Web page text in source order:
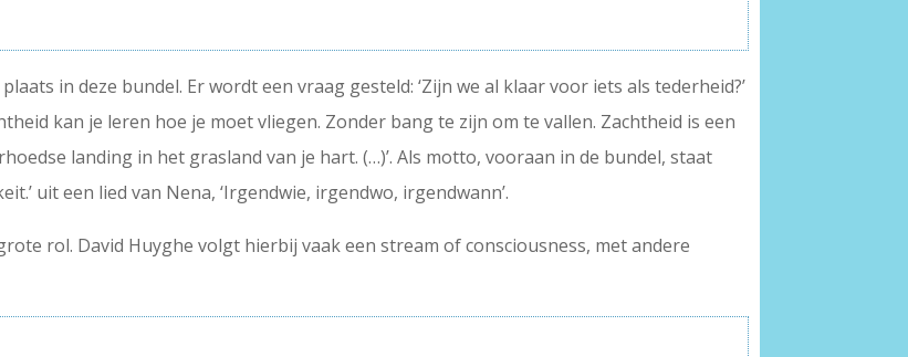
in deze bundel. Er wordt een vraag gesteld: ‘Zijn we al klaar voor iets als tederheid?’
kan je leren hoe je moet vliegen. Zonder bang te zijn om te vallen. Zachtheid is een
landing in het grasland van je hart. (…)’. Als motto, vooraan in de bundel, staat
uit een lied van Nena, ‘Irgendwie, irgendwo, irgendwann’.
rol. David Huyghe volgt hierbij vaak een stream of consciousness, met andere